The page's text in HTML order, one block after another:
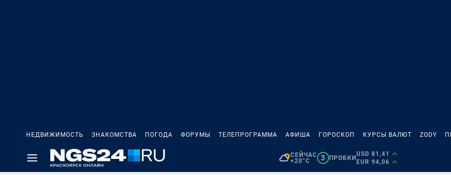
НЕДВИЖИМОСТЬ ЗНАКОМСТВА ПОГОДА ФОРУМЫ ТЕЛЕПРОГРАММА АФИША ГОРОСКОП КУРСЫ ВАЛЮТ ZODY
СЕЙЧАС
+20°C
3 ПРОБКИ
USD 81,41
EUR 94,06